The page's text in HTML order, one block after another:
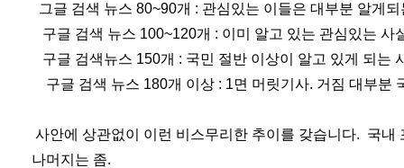
그글 검색 뉴스 80~90개 : 관심있는 이들은 대부분 알게되
구글 검색 뉴스 100~120개 : 이미 알고 있는 관심있는 사
구글 검색뉴스 150개 : 국민 절반 이상이 알고 있게 되는
구글 검색 뉴스 180개 이상 : 1면 머릿기사. 거짐 대부분
사안에 상관없이 이런 비스무리한 추이를 갖습니다. 국내
나머지는 좀.